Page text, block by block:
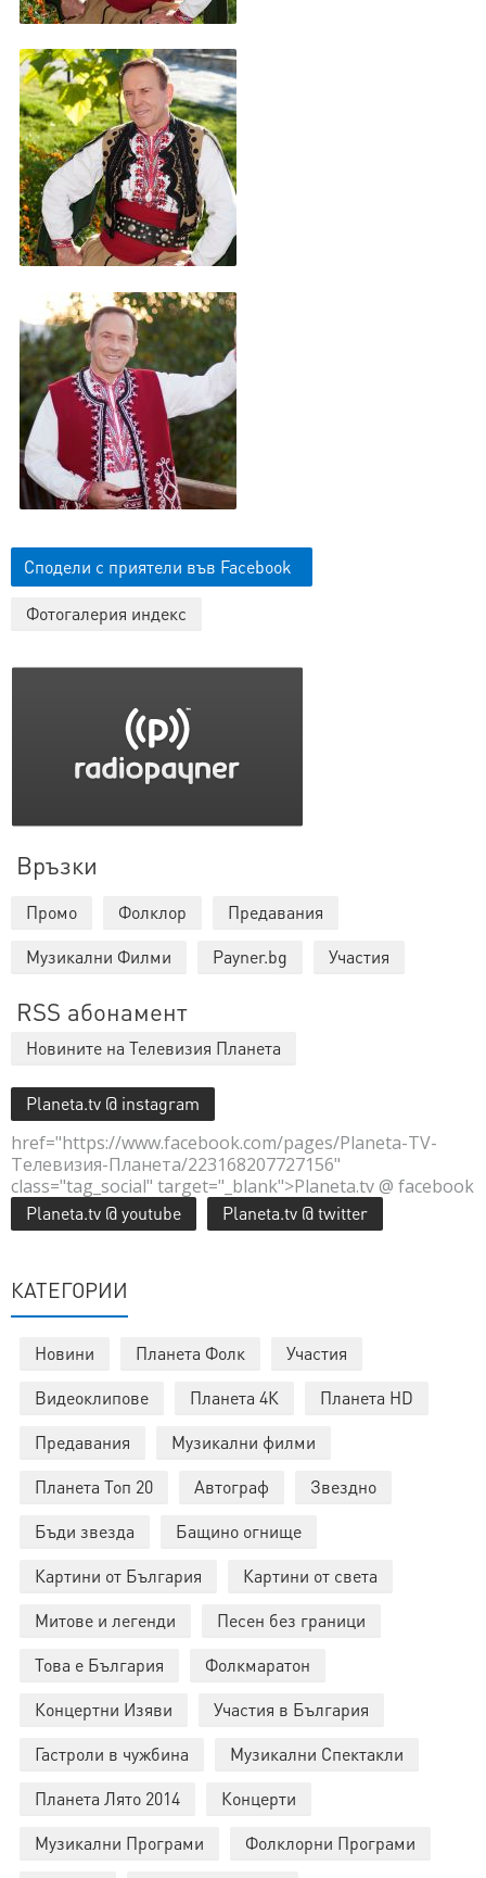
Сподели с приятели във Facebook
Фотогалерия индекс
Връзки
Промо Фолклор
Предавания
Музикални Филми
Payner.bg Участия
RSS абонамент
Новините на Телевизия Планета
Planeta.tv @ instagram
href="https://www.facebook.com/pages/Planeta-TV-
Телевизия-Планета/223168207727156"
class="tag_social" target="_blank">Planeta.tv @ facebook
Planeta.tv @ youtube Planeta.tv @ twitter
КАТЕГОРИИ
Новини Планета Фолк
Участия
Видеоклипове
Планета 4К
Планета HD
Предавания
Музикални филми
Планета Топ 20
Автограф
Звездно
Бъди звезда
Бащино огнище
Картини от България
Картини от света
Митове и легенди
Песен без граници
Това е България
Фолкмаратон
Концертни Изяви
Участия в България
Гастроли в чужбина
Музикални Спектакли
Планета Лято 2014
Концерти
Музикални Програми
Фолклорни Програми